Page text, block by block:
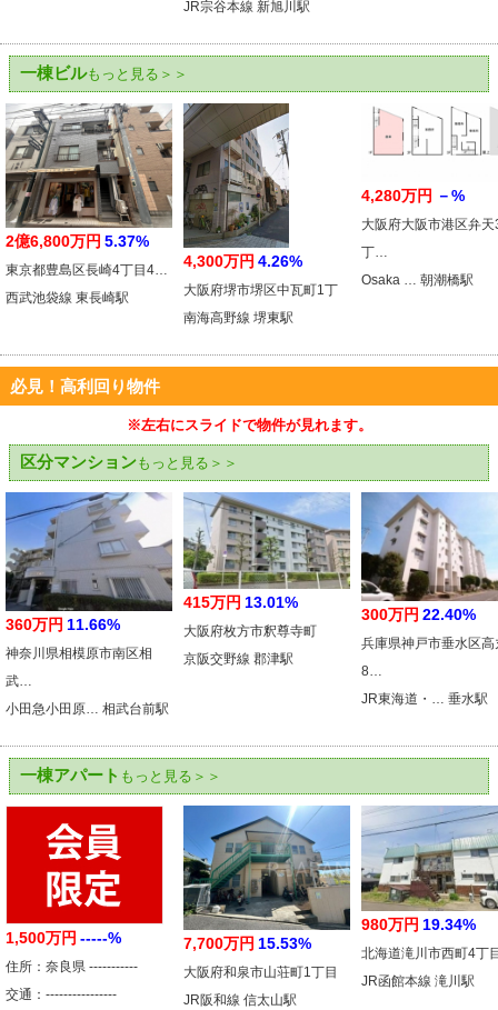
JR宗谷本線 新旭川駅
一棟ビルもっと見る＞＞
2億6,800万円 5.37%
東京都豊島区長崎4丁目4…
西武池袋線 東長崎駅
4,300万円 4.26%
大阪府堺市堺区中瓦町1丁
南海高野線 堺東駅
4,280万円 －%
大阪府大阪市港区弁天
丁…
Osaka … 朝潮橋駅
必見！高利回り物件
※左右にスライドで物件が見れます。
区分マンションもっと見る＞＞
360万円 11.66%
神奈川県相模原市南区相
武…
小田急小田原… 相武台前駅
415万円 13.01%
大阪府枚方市釈尊寺町
京阪交野線 郡津駅
300万円 22.40%
兵庫県神戸市垂水区高
8…
JR東海道・… 垂水駅
一棟アパート もっと見る＞＞
1,500万円 -----%
住所：奈良県 -----------
交通：----------------
7,700万円 15.53%
大阪府和泉市山荘町1丁目
JR阪和線 信太山駅
980万円 19.34%
北海道滝川市西町4丁
JR函館本線 滝川駅